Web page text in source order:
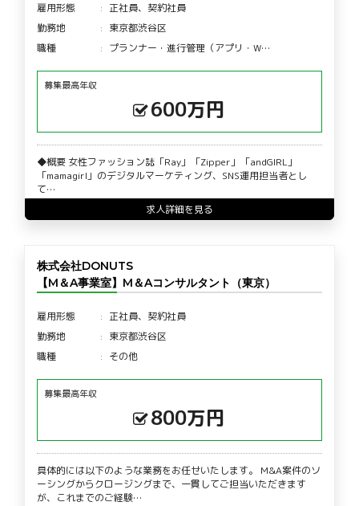
雇用形態
正社員、契約社員
勤務地
東京都渋谷区
職種
プランナー・進行管理（アプリ・W…
募集最高年収
600万円
◆概要 女性ファッション誌「Ray」「Zipper」「andGIRL」
「mamagirl」のデジタルマーケティング、SNS運用担当者とし
て…
求人詳細を見る
株式会社DONUTS
【M＆A事業室】M＆Aコンサルタント（東京）
雇用形態
正社員、契約社員
勤務地
東京都渋谷区
職種
その他
募集最高年収
800万円
具体的には以下のような業務をお任せいたします。 M&A案件のソ
ーシングからクロージングまで、一貫してご担当いただきます
が、これまでのご経験…